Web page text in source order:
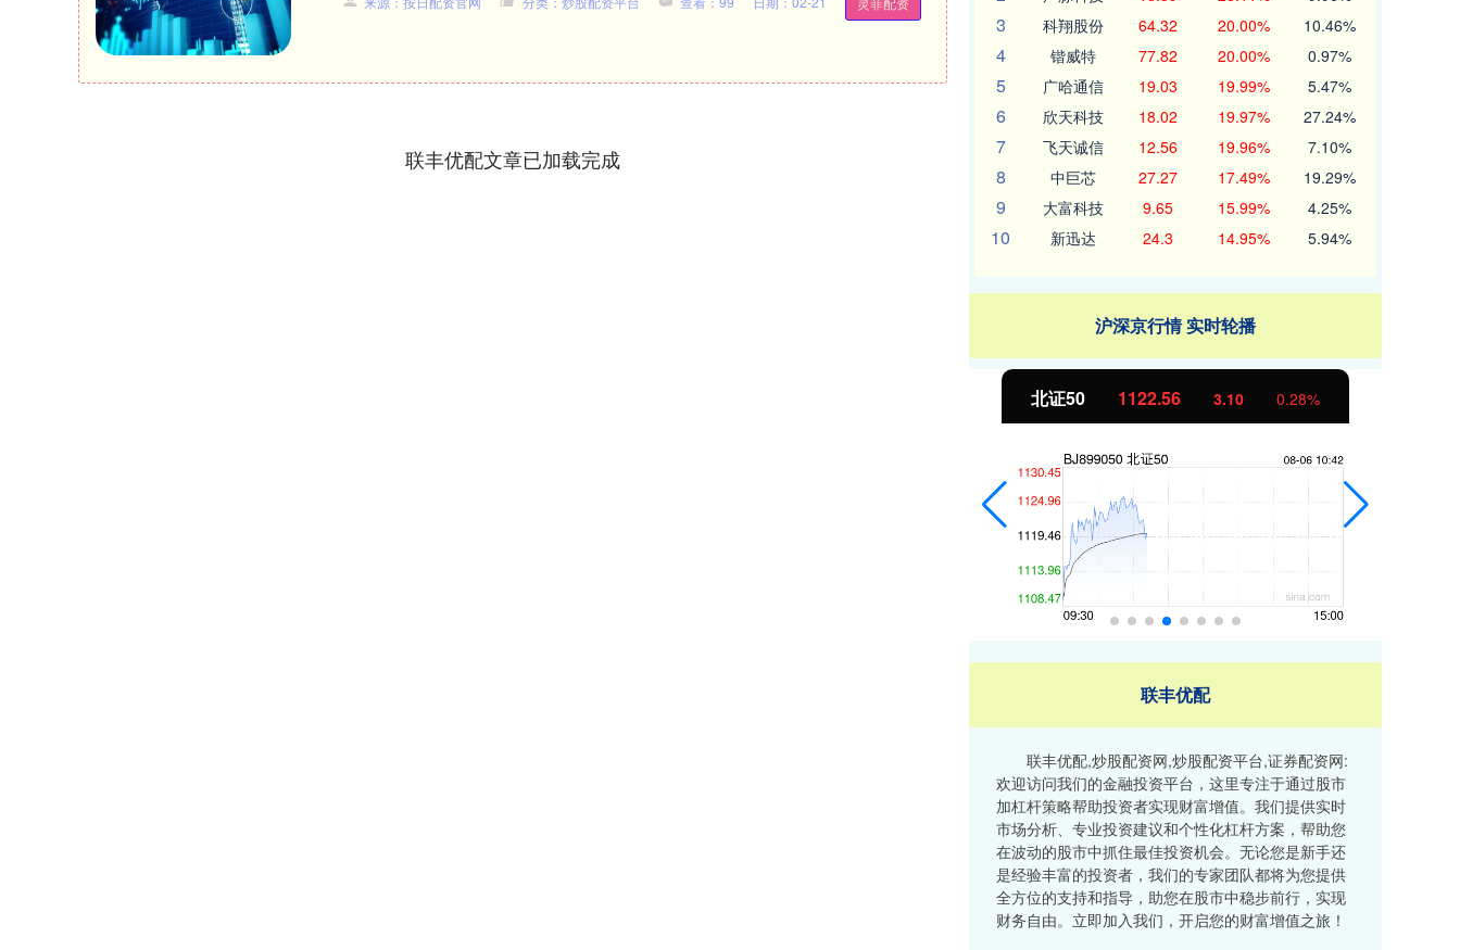
联丰优配文章已加载完成
3 科翔股份 64.32 20.00% 10.46%
4 锴威特 77.82 20.00% 0.97%
5 广哈通信 19.03 19.99% 5.47%
6 欣天科技 18.02 19.97% 27.24%
7 飞天诚信 12.56 19.96% 7.10%
8 中巨芯 27.27 17.49% 19.29%
9 大富科技 9.65 15.99% 4.25%
10 新迅达 24.3 14.95% 5.94%
沪深京行情 实时轮播
北证50 1122.70 3.24 0.29%
联丰优配
联丰优配,炒股配资网,炒股配资平台,证券配资网:
欢迎访问我们的金融投资平台，这里专注于通过股市
加杠杆策略帮助投资者实现财富增值。我们提供实时
市场分析、专业投资建议和个性化杠杆方案，帮助您
在波动的股市中抓住最佳投资机会。无论您是新手还
是经验丰富的投资者，我们的专家团队都将为您提供
全方位的支持和指导，助您在股市中稳步前行，实现
财务自由。立即加入我们，开启您的财富增值之旅！